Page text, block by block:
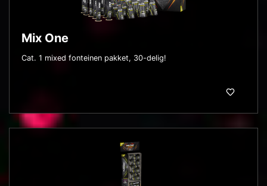
Mix One
Cat. 1 mixed fonteinen pakket, 30-delig!